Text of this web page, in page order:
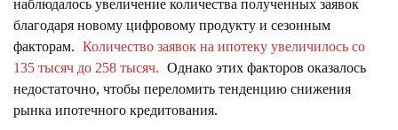
наблюдалось увеличение количества полученных заявок
благодаря новому цифровому продукту и сезонным
факторам. Количество заявок на ипотеку увеличилось со
135 тысяч до 258 тысяч. Однако этих факторов оказалось
недостаточно, чтобы переломить тенденцию снижения
рынка ипотечного кредитования.